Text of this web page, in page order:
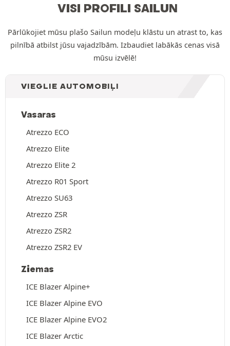
VISI PROFILI SAILUN
Pārlūkojiet mūsu plašo Sailun modeļu klāstu un atrast to, kas
pilnībā atbilst jūsu vajadzībām. Izbaudiet labākās cenas visā
mūsu izvēlē!
VIEGLIE AUTOMOBIĻI
Vasaras
Atrezzo ECO
Atrezzo Elite
Atrezzo Elite 2
Atrezzo R01 Sport
Atrezzo SU63
Atrezzo ZSR
Atrezzo ZSR2
Atrezzo ZSR2 EV
Ziemas
ICE Blazer Alpine+
ICE Blazer Alpine EVO
ICE Blazer Alpine EVO2
ICE Blazer Arctic